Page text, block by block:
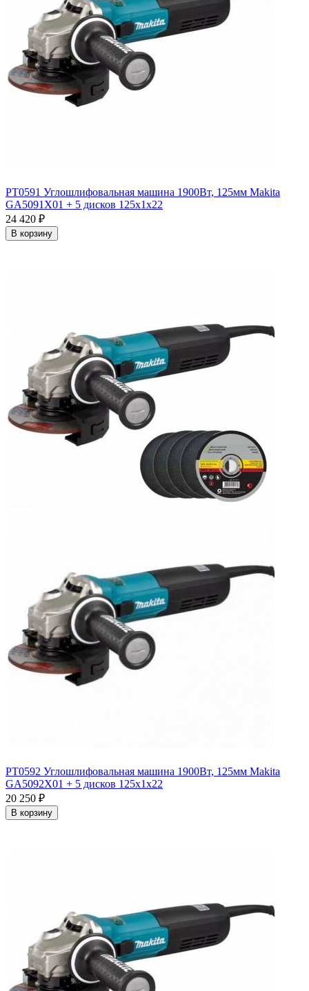
PT0591 Углошлифовальная машина 1900Вт, 125мм Makita
GA5091X01 + 5 дисков 125х1х22
24 420 ₽
В корзину
PT0592 Углошлифовальная машина 1900Вт, 125мм Makita
GA5092X01 + 5 дисков 125х1х22
20 250 ₽
В корзину